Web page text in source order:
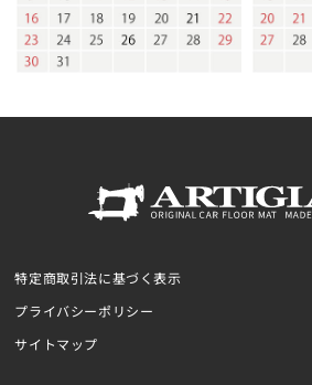
特定商取引法に基づく表示
プライバシーポリシー
サイトマップ